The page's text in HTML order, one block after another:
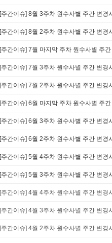
[주간이슈] 8월 3주차 원수사별 주간 변경
[주간이슈] 8월 2주차 원수사별 주간 변경
[주간이슈] 7월 마지막 주차 원수사별 주
[주간이슈] 7월 3주차 원수사별 주간 변경
[주간이슈] 7월 2주차 원수사별 주간 변경
[주간이슈] 6월 마지막 주차 원수사별 주
[주간이슈] 6월 3주차 원수사별 주간 변경
[주간이슈] 6월 2주차 원수사별 주간 변경
[주간이슈] 5월 4주차 원수사별 주간 변경
[주간이슈] 5월 3주차 원수사별 주간 변경
[주간이슈] 4월 4주차 원수사별 주간 변경
[주간이슈] 4월 3주차 원수사별 주간 변경
[주간이슈] 4월 2주차 원수사별 주간 변경